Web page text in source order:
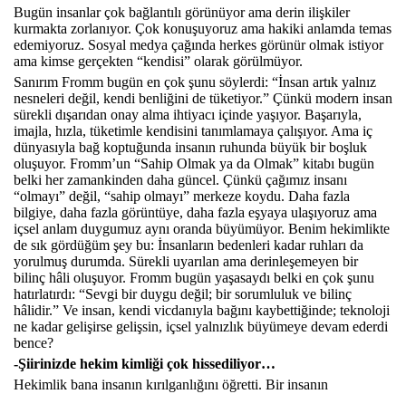
Bugün insanlar çok bağlantılı görünüyor ama derin ilişkiler
kurmakta zorlanıyor. Çok konuşuyoruz ama hakiki anlamda temas
edemiyoruz. Sosyal medya çağında herkes görünür olmak istiyor
ama kimse gerçekten “kendisi” olarak görülmüyor.
Sanırım Fromm bugün en çok şunu söylerdi: “İnsan artık yalnız
nesneleri değil, kendi benliğini de tüketiyor.” Çünkü modern insan
sürekli dışarıdan onay alma ihtiyacı içinde yaşıyor. Başarıyla,
imajla, hızla, tüketimle kendisini tanımlamaya çalışıyor. Ama iç
dünyasıyla bağ koptuğunda insanın ruhunda büyük bir boşluk
oluşuyor. Fromm’un “Sahip Olmak ya da Olmak” kitabı bugün
belki her zamankinden daha güncel. Çünkü çağımız insanı
“olmayı” değil, “sahip olmayı” merkeze koydu. Daha fazla
bilgiye, daha fazla görüntüye, daha fazla eşyaya ulaşıyoruz ama
içsel anlam duygumuz aynı oranda büyümüyor. Benim hekimlikte
de sık gördüğüm şey bu: İnsanların bedenleri kadar ruhları da
yorulmuş durumda. Sürekli uyarılan ama derinleşemeyen bir
bilinç hâli oluşuyor. Fromm bugün yaşasaydı belki en çok şunu
hatırlatırdı: “Sevgi bir duygu değil; bir sorumluluk ve bilinç
hâlidir.” Ve insan, kendi vicdanıyla bağını kaybettiğinde; teknoloji
ne kadar gelişirse gelişsin, içsel yalnızlık büyümeye devam ederdi
bence?
-Şiirinizde hekim kimliği çok hissediliyor…
Hekimlik bana insanın kırılganlığını öğretti. Bir insanın